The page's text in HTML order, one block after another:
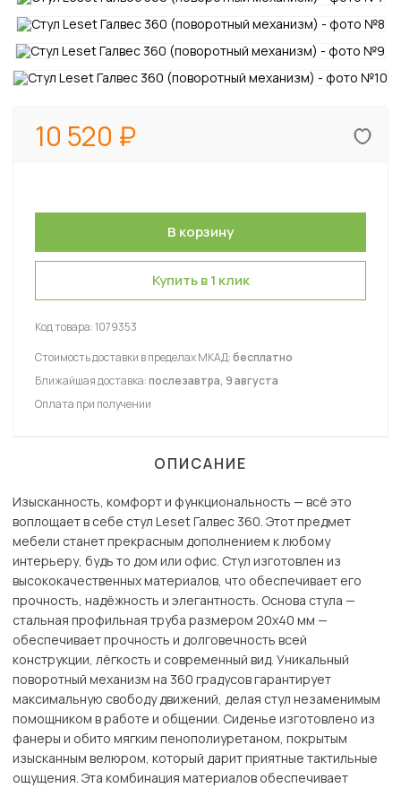
10 520
Купить в 1 клик
Код товара:1079353
Стоимость доставки в пределах МКАД:бесплатно
Ближайшая доставка:послезавтра, 9 августа
Оплата при получении
ОПИСАНИЕ
Изысканность, комфорт и функциональность — всё это
воплощает в себе стул Leset Галвес 360. Этот предмет
мебели станет прекрасным дополнением к любому
интерьеру, будь то дом или офис. Стул изготовлен из
высококачественных материалов, что обеспечивает его
прочность, надёжность и элегантность. Основа стула —
стальная профильная труба размером 20x40 мм —
обеспечивает прочность и долговечность всей
конструкции, лёгкость и современный вид. Уникальный
поворотный механизм на 360 градусов гарантирует
максимальную свободу движений, делая стул незаменимым
помощником в работе и общении. Сиденье изготовлено из
фанеры и обито мягким пенополиуретаном, покрытым
изысканным велюром, который дарит приятные тактильные
ощущения. Эта комбинация материалов обеспечивает